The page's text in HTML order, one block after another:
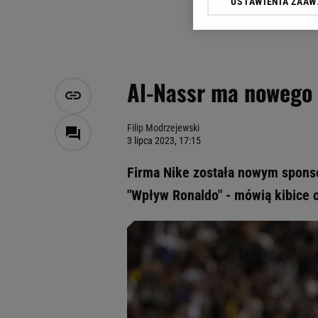
Al-Nassr ma
Filip Modrzejewski
3 lipca 2023, 17:15
Firma Nike została nowym
"Wpływ Ronaldo" - mówią
Klikając „Akceptuję”
Zaufanych Partnerów i
My, nasi Zaufani
Użycie dokładnych